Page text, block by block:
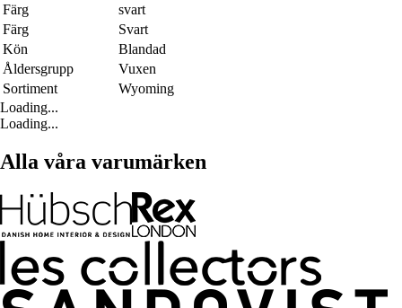
Färg
svart
Färg
Svart
Kön
Blandad
Åldersgrupp
Vuxen
Sortiment
Wyoming
Loading...
Loading...
Alla våra varumärken